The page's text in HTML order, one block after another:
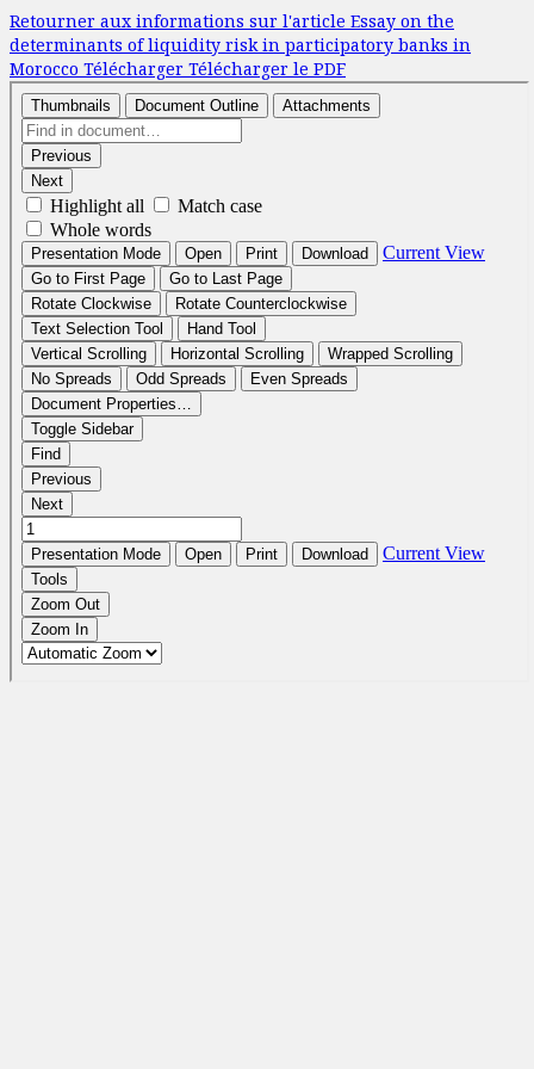
Retourner aux informations sur l'article Essay on the
determinants of liquidity risk in participatory banks in
Morocco Télécharger Télécharger le PDF